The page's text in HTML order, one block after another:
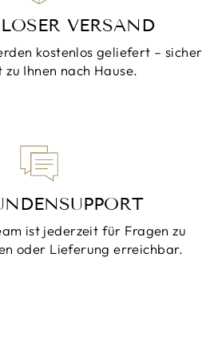
VERSAND
kostenlos geliefert – sicher
zu Ihnen nach Hause.
ist jederzeit für Fragen zu
oder Lieferung erreichbar.